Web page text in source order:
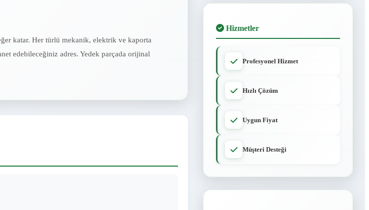
katar. Her türlü mekanik, elektrik ve kaporta
edebileceğiniz adres. Yedek parçada orijinal
Hizmetler
Profesyonel Hizmet
Hızlı Çözüm
Uygun Fiyat
Müşteri Desteği